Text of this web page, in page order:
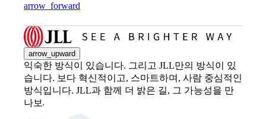
arrow_forward
arrow_upward
익숙한 방식이 있습니다. 그리고 JLL만의 방식이 있
습니다. 보다 혁신적이고, 스마트하며, 사람 중심적인
방식입니다. JLL과 함께 더 밝은 길, 그 가능성을 만
나보세요.